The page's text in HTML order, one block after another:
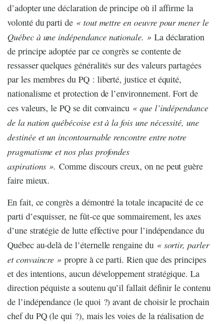
d’adopter une déclaration de principe où il affirme la
volonté du parti de « tout mettre en oeuvre pour mener le
Québec à une indépendance nationale. » La déclaration
de principe adoptée par ce congrès se contente de
ressasser quelques généralités sur des valeurs partagées
par les membres du PQ : liberté, justice et équité,
nationalisme et protection de l’environnement. Fort de
ces valeurs, le PQ se dit convaincu « que l’indépendance
de la nation québécoise est à la fois une nécessité, une
destinée et un incontournable rencontre entre notre
pragmatisme et nos plus profondes
aspirations ». Comme discours creux, on ne peut guère
faire mieux.
En fait, ce congrès a démontré la totale incapacité de ce
parti d’esquisser, ne fût-ce que sommairement, les axes
d’une stratégie de lutte effective pour l’indépendance du
Québec au-delà de l’éternelle rengaine du « sortir, parler
et convaincre » propre à ce parti. Rien que des principes
et des intentions, aucun développement stratégique. La
direction péquiste a soutenu qu’il fallait définir le contenu
de l’indépendance (le quoi ?) avant de choisir le prochain
chef du PQ (le qui ?), mais les voies de la réalisation de